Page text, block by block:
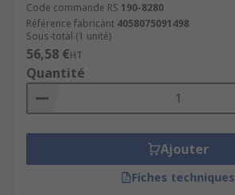
Code commande RS 190-8280
Référence fabricant 4058075091498
Sous-total (1 unité)
56,58 €HT
Quantité
Ajouter
Fiches techniques